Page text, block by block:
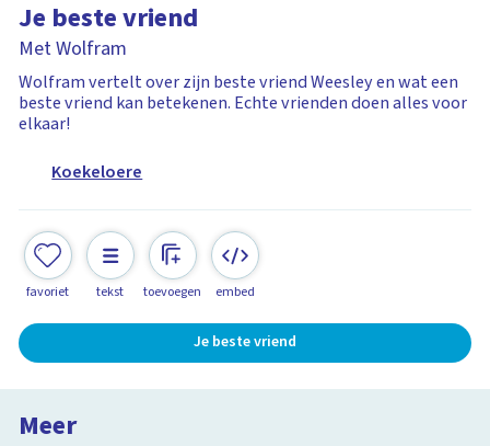
Je beste vriend
Met Wolfram
Wolfram vertelt over zijn beste vriend Weesley en wat een
beste vriend kan betekenen. Echte vrienden doen alles voor
elkaar!
Koekeloere
favoriet tekst toevoegen embed
Je beste vriend
Meer